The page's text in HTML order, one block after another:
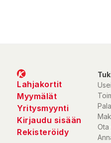
Lahjakortit
Myymälät
Yritysmyynti
Kirjaudu sisään
Rekisteröidy
Ota